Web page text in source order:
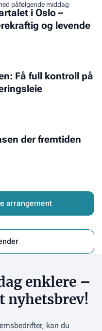
påfølgende middag
i Oslo –
og levende
Få full kontroll på
der fremtiden
arrangement
enklere –
nyhetsbrev!
kan du